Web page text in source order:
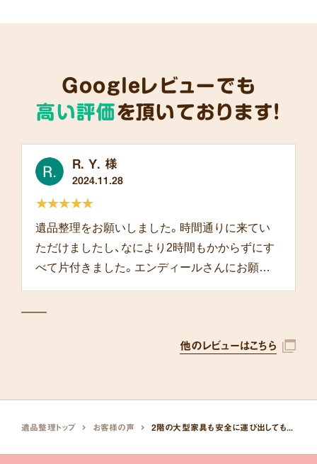
Googleレビューでも
高い評価を頂いております!
R. Y. 様
2024.11.28
遺品整理をお願いしました。時間通りに来てい
ただけましたし、なにより2時間もかからずにす
べて片付きました。エンディールさんにお願い
★★★★★
他のレビューはこちら
遺品整理トップ お客様の声